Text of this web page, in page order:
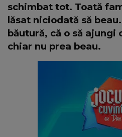
schimbat tot. Toată
lăsat niciodată să
băutură, că o să ajungi
chiar nu prea beau.